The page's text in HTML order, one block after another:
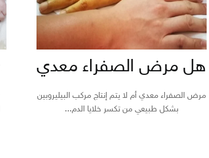
هل مرض الصفراء معدي
مرض الصفراء معدي أم لا يتم إنتاج مركب البيليروبين
بشكل طبيعي من تكسر خلايا الدم...